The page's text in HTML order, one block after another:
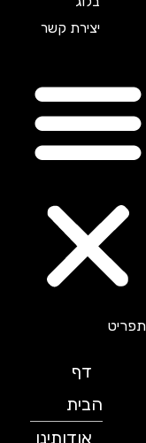
יצירת קשר
הבית
אודותינו